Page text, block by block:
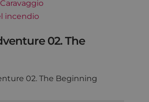
02. The